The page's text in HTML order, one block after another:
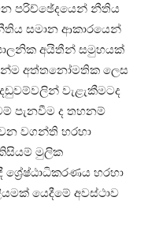
පරිච්ඡේදයෙන් නීතිය
සමාන ආකාරයෙන්
අයිතීන් සමුහයක්
අත්තනෝමතික ලෙස
වැළැකීමටද
පැනවීම ද තහනම්
වගන්ති හරහා
මුලික
හරහා
යෙදීමේ අවස්ථාව